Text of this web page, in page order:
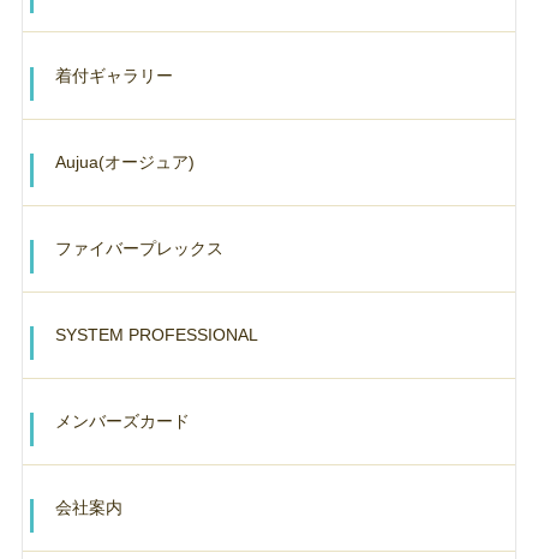
着付ギャラリー
Aujua(オージュア)
ファイバープレックス
SYSTEM PROFESSIONAL
メンバーズカード
会社案内